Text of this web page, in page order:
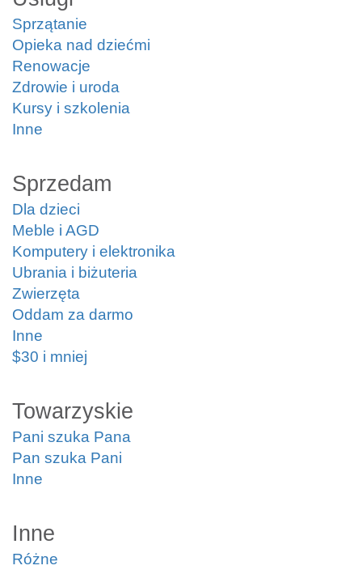
Sprzątanie
Opieka nad dziećmi
Renowacje
Zdrowie i uroda
Kursy i szkolenia
Inne
Sprzedam
Dla dzieci
Meble i AGD
Komputery i elektronika
Ubrania i biżuteria
Zwierzęta
Oddam za darmo
Inne
$30 i mniej
Towarzyskie
Pani szuka Pana
Pan szuka Pani
Inne
Inne
Różne